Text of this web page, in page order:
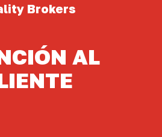
Brokers
AL